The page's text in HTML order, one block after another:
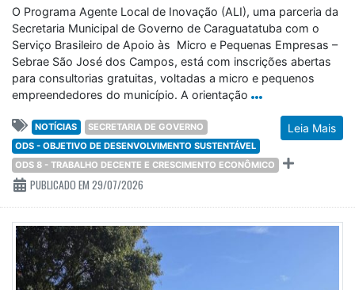
O Programa Agente Local de Inovação (ALI), uma parceria da
Secretaria Municipal de Governo de Caraguatatuba com o
Serviço Brasileiro de Apoio às Micro e Pequenas Empresas –
Sebrae São José dos Campos, está com inscrições abertas
para consultorias gratuitas, voltadas a micro e pequenos
empreendedores do município. A orientação
Leia Mais
NOTÍCIAS
SECRETARIA DE GOVERNO
ODS - OBJETIVO DE DESENVOLVIMENTO SUSTENTÁVEL
ODS 8 - TRABALHO DECENTE E CRESCIMENTO ECONÔMICO
PUBLICADO EM 29/07/2026